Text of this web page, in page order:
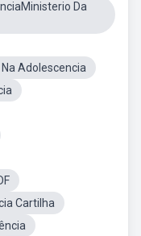
Da
Adolescencia
Cartilha